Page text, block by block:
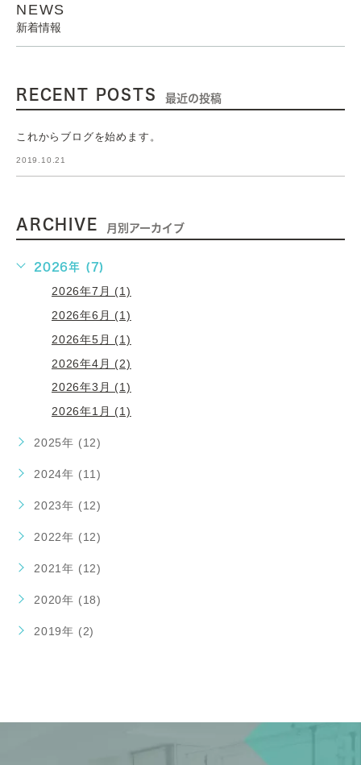
NEWS
新着情報
RECENT POSTS 最近の投稿
これからブログを始めます。
2019.10.21
ARCHIVE 月別アーカイブ
2026年 (7)
2026年7月 (1)
2026年6月 (1)
2026年5月 (1)
2026年4月 (2)
2026年3月 (1)
2026年1月 (1)
2025年 (12)
2024年 (11)
2023年 (12)
2022年 (12)
2021年 (12)
2020年 (18)
2019年 (2)